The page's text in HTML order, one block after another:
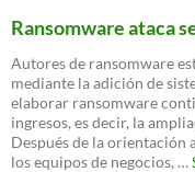
Ransomware ataca
Autores de ransomware
mediante la adición de
elaborar ransomware
ingresos, es decir, la
Después de la orientación
los equipos de negocios, …